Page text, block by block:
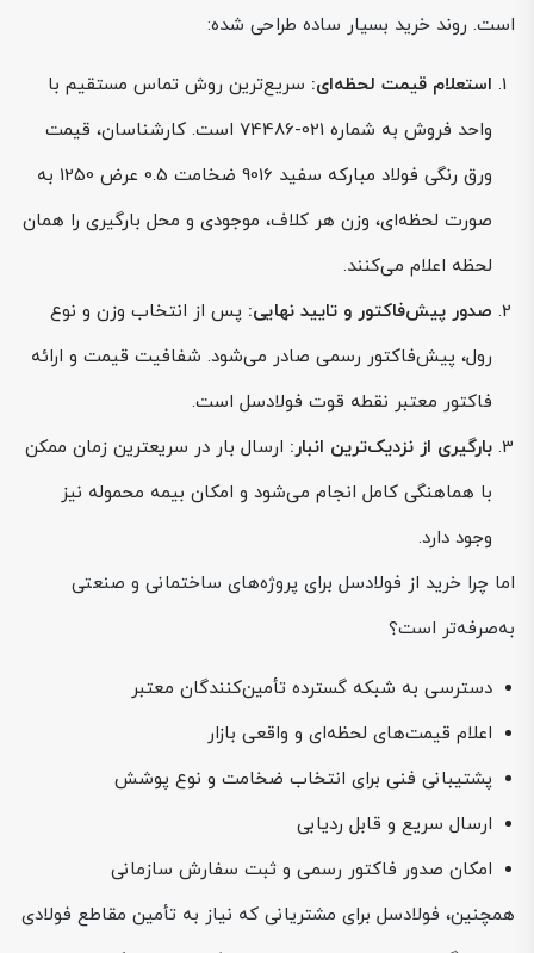
است. روند خرید بسیار ساده طراحی شده:
استعلام قیمت لحظه‌ای: سریع‌ترین روش تماس مستقیم با
واحد فروش به شماره 021-74486 است. کارشناسان، قیمت
ورق رنگی فولاد مبارکه سفید 9016 ضخامت 0.5 عرض 1250 به
صورت لحظه‌ای، وزن هر کلاف، موجودی و محل بارگیری را همان
لحظه اعلام می‌کنند.
صدور پیش‌فاکتور و تایید نهایی: پس از انتخاب وزن و نوع
رول، پیش‌فاکتور رسمی صادر می‌شود. شفافیت قیمت و ارائه
فاکتور معتبر نقطه قوت فولادسل است.
بارگیری از نزدیک‌ترین انبار: ارسال بار در سریعترین زمان ممکن
با هماهنگی کامل انجام می‌شود و امکان بیمه محموله نیز
وجود دارد.
اما چرا خرید از فولادسل برای پروژه‌های ساختمانی و صنعتی
به‌صرفه‌تر است؟
دسترسی به شبکه گسترده تأمین‌کنندگان معتبر
اعلام قیمت‌های لحظه‌ای و واقعی بازار
پشتیبانی فنی برای انتخاب ضخامت و نوع پوشش
ارسال سریع و قابل ردیابی
امکان صدور فاکتور رسمی و ثبت سفارش سازمانی
همچنین، فولادسل برای مشتریانی که نیاز به تأمین مقاطع فولادی